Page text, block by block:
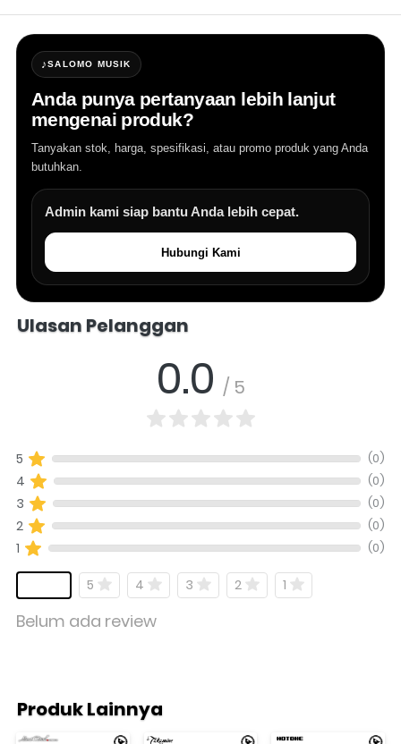
♪SALOMO MUSIK
Anda punya pertanyaan lebih lanjut
mengenai produk?
Tanyakan stok, harga, spesifikasi, atau promo produk yang Anda
butuhkan.
Admin kami siap bantu Anda lebih cepat.
Hubungi Kami
Ulasan Pelanggan
0.0 / 5
5 (0)
4 (0)
3 (0)
2 (0)
1 (0)
5 4 3 2 1
Belum ada review
Produk Lainnya